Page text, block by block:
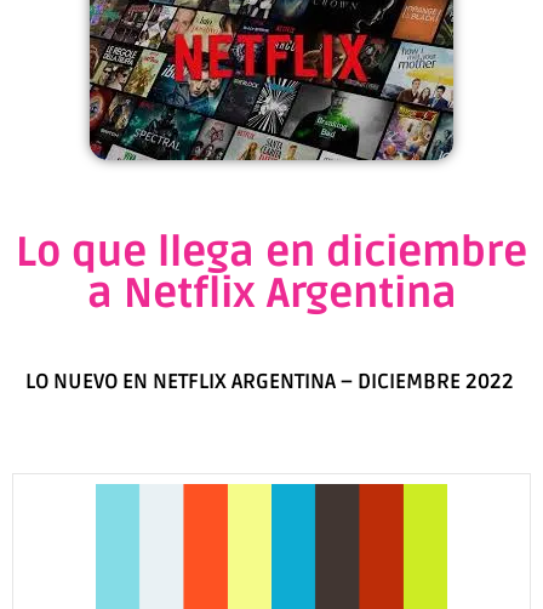
Lo que llega en diciembre
a Netflix Argentina
LO NUEVO EN NETFLIXARGENTINA – DICIEMBRE 2022